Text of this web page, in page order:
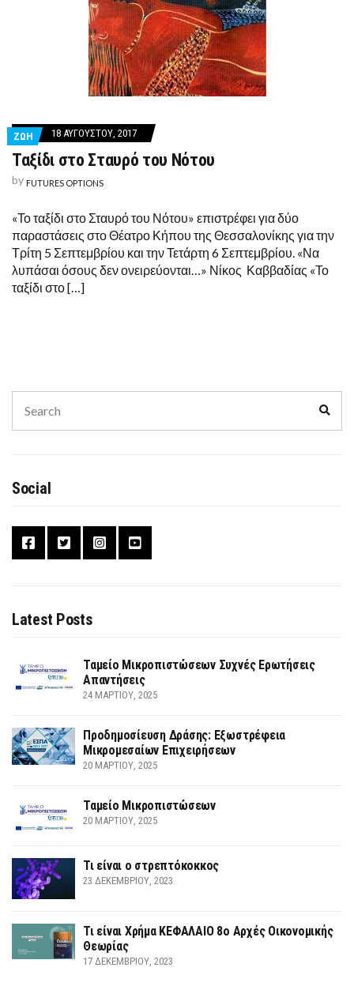
ΖΩΗ 18 ΑΥΓΟΎΣΤΟΥ, 2017
Ταξίδι στο Σταυρό του Νότου
by FUTURES OPTIONS
«Το ταξίδι στο Σταυρό του Νότου» επιστρέφει για δύο
παραστάσεις στο Θέατρο Κήπου της Θεσσαλονίκης για την
Τρίτη 5 Σεπτεμβρίου και την Τετάρτη 6 Σεπτεμβρίου. «Να
λυπάσαι όσους δεν ονειρεύονται…» Νίκος Καββαδίας «Το
ταξίδι στο […]
for:
Social
Latest Posts
Ταμείο Μικροπιστώσεων Συχνές Ερωτήσεις
Απαντήσεις
24 ΜΑΡΤΊΟΥ, 2025
Προδημοσίευση Δράσης: Εξωστρέφεια
Μικρομεσαίων Επιχειρήσεων
20 ΜΑΡΤΊΟΥ, 2025
Ταμείο Μικροπιστώσεων
20 ΜΑΡΤΊΟΥ, 2025
Τι είναι ο στρεπτόκοκκος
23 ΔΕΚΕΜΒΡΊΟΥ, 2023
Τι είναι Χρήμα ΚΕΦΑΛΑΙΟ 8ο Αρχές Οικονομικής
Θεωρίας
17 ΔΕΚΕΜΒΡΊΟΥ, 2023